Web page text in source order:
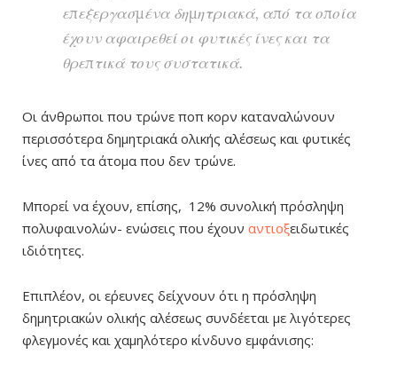
επεξεργασμένα δημητριακά, από τα οποία
έχουν αφαιρεθεί οι φυτικές ίνες και τα
θρεπτικά τους συστατικά.
Οι άνθρωποι που τρώνε ποπ κορν καταναλώνουν
περισσότερα δημητριακά ολικής αλέσεως και φυτικές
ίνες από τα άτομα που δεν τρώνε.
Μπορεί να έχουν, επίσης, 12% συνολική πρόσληψη
πολυφαινολών- ενώσεις που έχουν αντιοξειδωτικές
ιδιότητες.
Επιπλέον, οι ε΄ρευνες δείχνουν ότι η πρόσληψη
δημητριακών ολικής αλέσεως συνδέεται με λιγότερες
φλεγμονές και χαμηλότερο κίνδυνο εμφάνισης: